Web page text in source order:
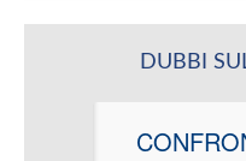
DUBBI